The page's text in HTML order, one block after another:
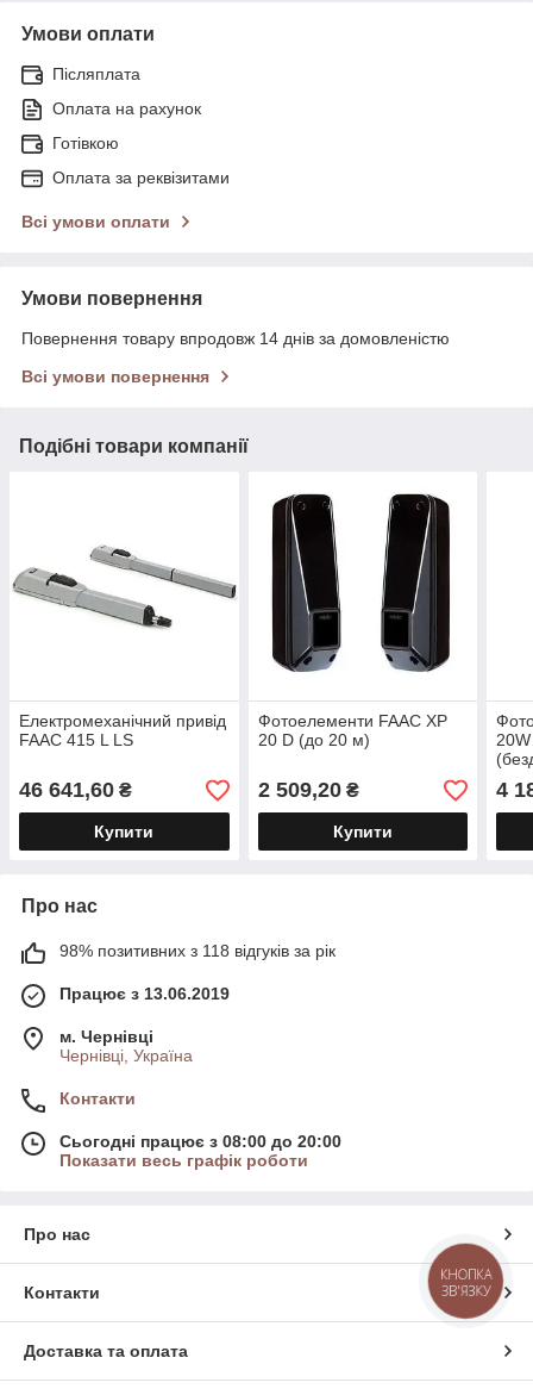
Умови оплати
Післяплата
Оплата на рахунок
Готівкою
Оплата за реквізитами
Всі умови оплати
Умови повернення
Повернення товару впродовж 14 днів за домовленістю
Всі умови повернення
Подібні товари компанії
Електромеханічний привід
FAAC 415 L LS
46 641,60 ₴
Купити
Фотоелементи FAAC XP
20 D (до 20 м)
2 509,20₴
Купити
4
Про нас
98% позитивних з 118 відгуків за рік
Працює з 13.06.2019
м. Чернівці
Чернівці, Україна
Контакти
Сьогодні працює з 08:00 до 20:00
Показати весь графік роботи
Про нас
Контакти
Доставка та оплата
КНОПКА
ЗВ'ЯЗКУ